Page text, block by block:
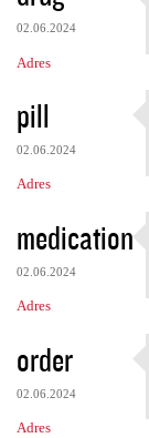
t
r
z
e
02.06.2024
Adres
pill
02.06.2024
Adres
medication
02.06.2024
Adres
order
02.06.2024
Adres